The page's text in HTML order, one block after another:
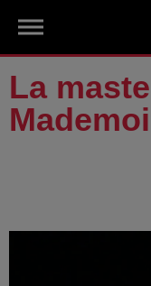
La